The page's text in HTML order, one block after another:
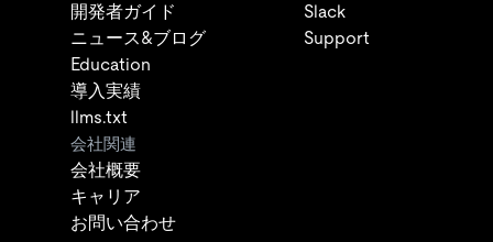
開発者ガイド
ニュース&ブログ
Education
導入実績
llms.txt
Slack
Support
会社関連
会社概要
キャリア
お問い合わせ